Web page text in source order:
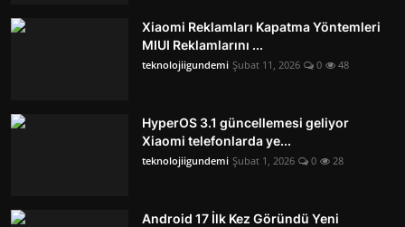
Xiaomi Reklamları Kapatma Yöntemleri
MIUI Reklamlarını ...
teknolojiigundemi Şubat 11, 2026 0 48
HyperOS 3.1 güncellemesi geliyor
Xiaomi telefonlarda ye...
teknolojiigundemi Şubat 1, 2026 0 28
Android 17 İlk Kez Göründü Yeni